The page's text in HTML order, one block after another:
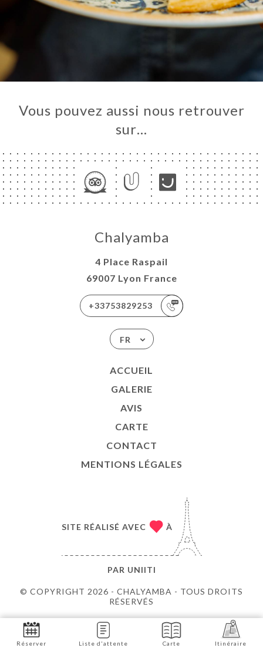
Vous pouvez aussi nous retrouver
sur…
Chalyamba
4 Place Raspail
69007 Lyon France
+33753829253
FR
ACCUEIL
GALERIE
AVIS
CARTE
CONTACT
MENTIONS LÉGALES
© COPYRIGHT 2026 - CHALYAMBA - TOUS DROITS
RÉSERVÉS
SITE RÉALISÉ AVEC À
PAR UNIITI
Réserver Liste d'attente Carte Itinéraire